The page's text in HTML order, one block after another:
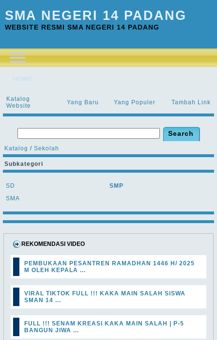
SMA NEGERI 14 PADANG
WEBSITE RESMI SMA NEGERI 14 PADANG
HOME
Katalog
Website
Yang Baru Yang Populer Tambah Link
Katalog / Sekolah
Subkategori
SD
SMA
SMP
REKOMENDASI VIDEO
PEMBUKAAN PESANTREN RAMADHAN 1446 H/ 2025
M OLEH KEPALA ...
VIRAL TIKTOK FULL !!! KAKA MAIN SALAH SISWA
SMAN 14 ...
FULL !!! SENAM KREASI KAKA MAIN SALAH | P-5
BANGUN JIWA ...